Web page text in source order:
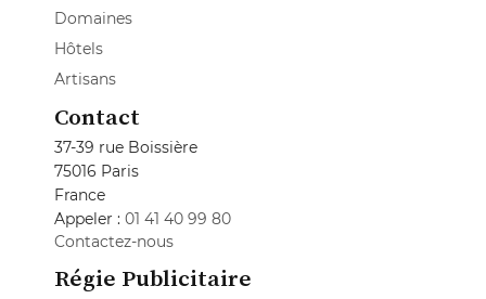
Domaines
Hôtels
Artisans
Contact
37-39 rue Boissière
75016 Paris
France
Appeler : 01 41 40 99 80
Contactez-nous
Régie Publicitaire